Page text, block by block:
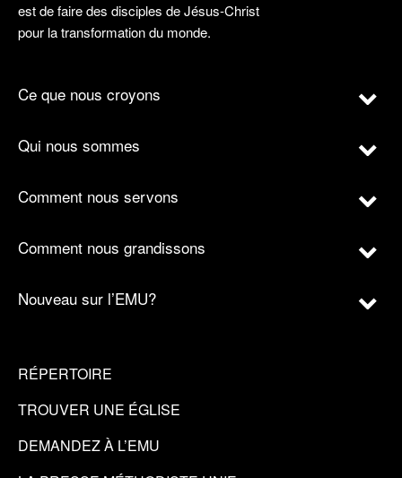
est de faire des disciples de Jésus-Christ
pour la transformation du monde.
Ce que nous croyons
Qui nous sommes
Comment nous servons
Comment nous grandissons
Nouveau sur l’EMU?
RÉPERTOIRE
TROUVER UNE ÉGLISE
DEMANDEZ À L’EMU